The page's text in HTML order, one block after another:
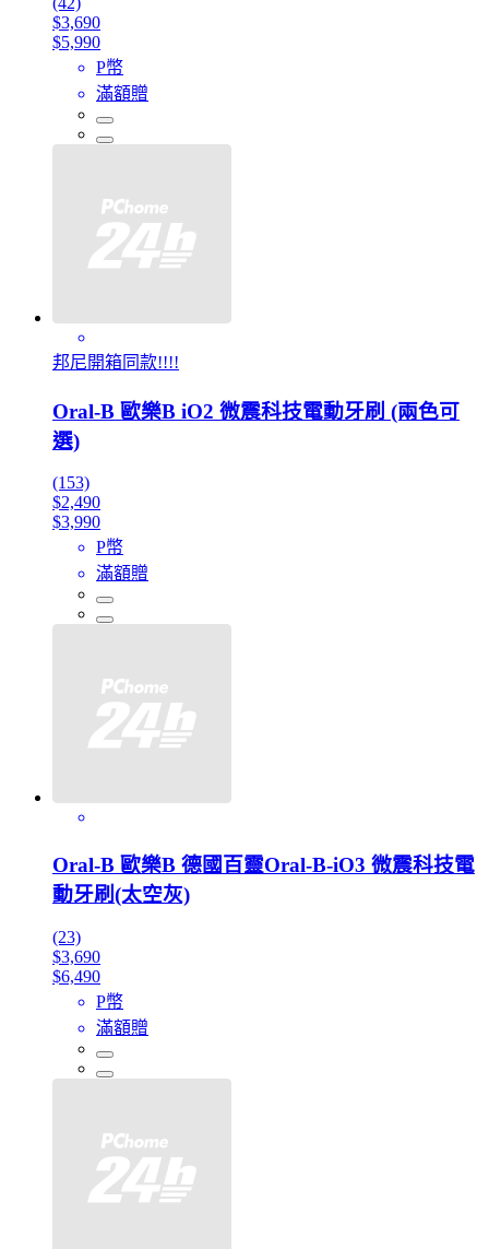
$3,690
$5,990
P幣
滿額贈
邦尼開箱同款!!!!
Oral-B 歐樂B iO2 微震科技電動牙刷 (兩色可
選)
(153)
$2,490
$3,990
P幣
滿額贈
Oral-B 歐樂B 德國百靈Oral-B-iO3 微震科技電
動牙刷(太空灰)
(23)
$3,690
$6,490
P幣
滿額贈